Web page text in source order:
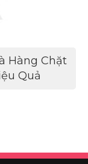
Hàng Chặt
Quả